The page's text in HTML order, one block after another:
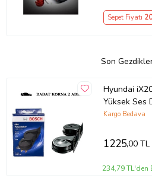
Sepet Fiyatı
Son
Hyundai iX20
Yüksek Ses
Kargo Bedava
1225,00 TL
234,79 TL'den